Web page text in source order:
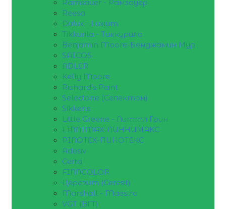
Ramsauer - Рамзауер
Reesa
Dulux - Luxium
Tikkurila - Тиккурила
Benjamin Moore-Бенджамин Мур
SAICOS
ADLER
Kelly Moore
Richard's Paint
Selectone (Селектон)
Sikkens
Little Greene - Литтл Грин
LINNIMAX-ЛИННИМАКС
PINOTEX-ПИНОТЕКС
Adesiv
Certa
FINNCOLOR
Церезит (Ceresit)
Marshall - Maestro
VGT (ВГТ)